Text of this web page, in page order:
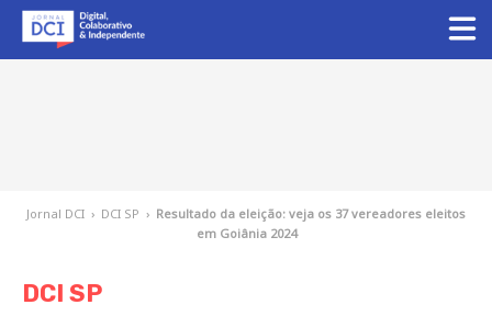
Jornal DCI › DCI SP › Resultado da eleição: veja os 37 vereadores eleitos
em Goiânia 2024
DCI SP